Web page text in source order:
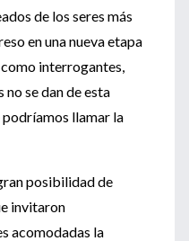
de los seres más
en una nueva etapa
interrogantes,
se dan de esta
podríamos llamar la
posibilidad de
invitaron
acomodadas la